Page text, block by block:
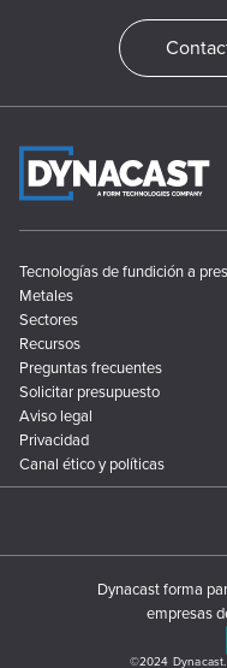
Tecnologías de fundición a
Metales
Sectores
Recursos
Preguntas frecuentes
Solicitar presupuesto
Aviso legal
Privacidad
Canal ético y políticas
©2024
Dynacast forma
empresas